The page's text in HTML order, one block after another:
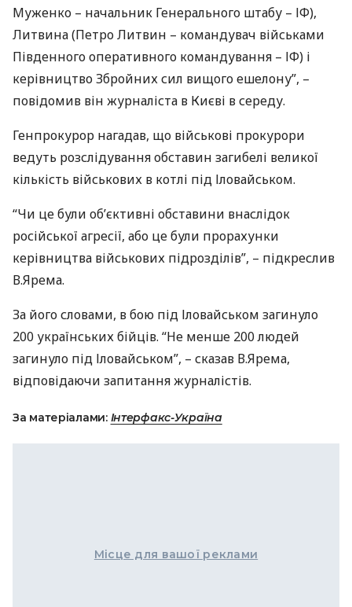
Муженко – начальник Генерального штабу – ІФ),
Литвина (Петро Литвин – командувач військами
Південного оперативного командування – ІФ) і
керівництво Збройних сил вищого ешелону”, –
повідомив він журналіста в Києві в середу.
Генпрокурор нагадав, що військові прокурори
ведуть розслідування обставин загибелі великої
кількість військових в котлі під Іловайськом.
“Чи це були об’єктивні обставини внаслідок
російської агресії, або це були прорахунки
керівництва військових підрозділів”, – підкреслив
В.Ярема.
За його словами, в бою під Іловайськом загинуло
200 українських бійців. “Не менше 200 людей
загинуло під Іловайськом”, – сказав В.Ярема,
відповідаючи запитання журналістів.
За матеріалами: Інтерфакс-Україна
Місце для вашої реклами